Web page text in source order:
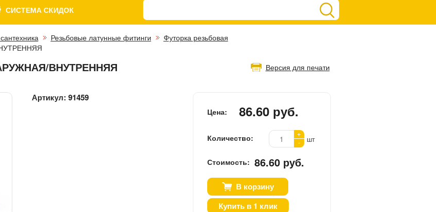
СИСТЕМА СКИДОК
Резьбовые латунные фитинги
Футорка резьбовая
Версия для печати
ВНУТРЕННЯЯ
Артикул:91459
Цена: 86.60 руб.
Количество:
+
-
шт
Стоимость: 86.60 руб.
В корзину
Купить в 1 клик